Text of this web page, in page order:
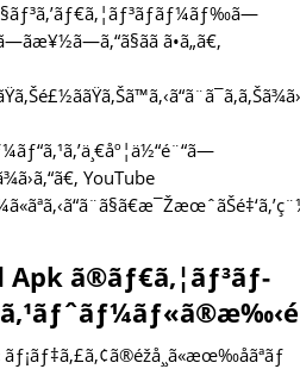
ã•ã„ã€‚
YouTube
ã®ãƒ€ã‚¦ãƒ³ãƒ­